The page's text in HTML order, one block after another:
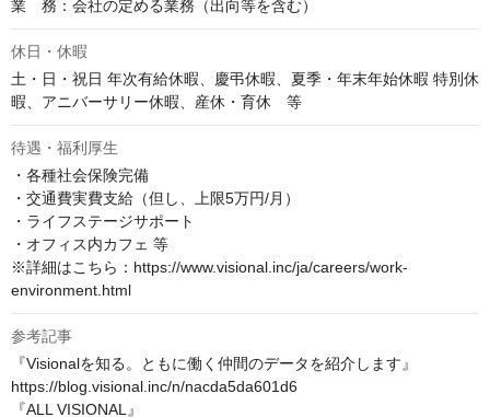
業　務：会社の定める業務（出向等を含む）
休日・休暇
土・日・祝日 年次有給休暇、慶弔休暇、夏季・年末年始休暇 特別休
暇、アニバーサリー休暇、産休・育休　等
待遇・福利厚生
・各種社会保険完備
・交通費実費支給（但し、上限5万円/月）
・ライフステージサポート
・オフィス内カフェ 等
※詳細はこちら：https://www.visional.inc/ja/careers/work-
environment.html
参考記事
『Visionalを知る。ともに働く仲間のデータを紹介します』
https://blog.visional.inc/n/nacda5da601d6
『ALL VISIONAL』